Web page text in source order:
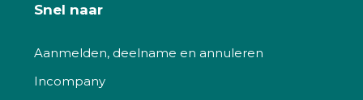
Snel naar
Aanmelden, deelname en annuleren
Incompany